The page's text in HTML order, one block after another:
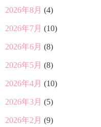
2026年8月 (4)
2026年7月 (10)
2026年6月 (8)
2026年5月 (8)
2026年4月 (10)
2026年3月 (5)
2026年2月 (9)